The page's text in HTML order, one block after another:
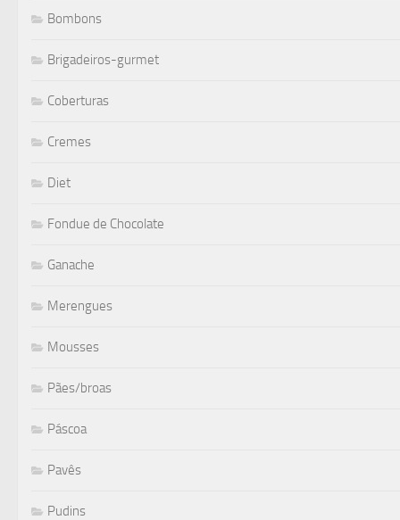
Bombons
Brigadeiros-gurmet
Coberturas
Cremes
Diet
Fondue de Chocolate
Ganache
Merengues
Mousses
Pães/broas
Páscoa
Pavês
Pudins